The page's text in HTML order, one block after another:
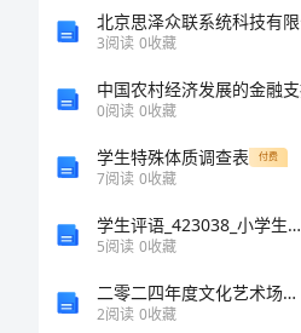
3阅读 0收藏
0阅读 0收藏
学生特殊体质调查表 付费
7阅读 0收藏
学生评语_423038_小学生暑假表现家长评语
5阅读 0收藏
二零二四年度文化艺术场地买卖合同协议书
2阅读 0收藏